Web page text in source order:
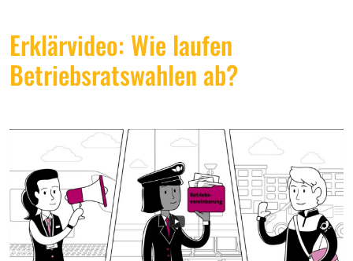
Erklärvideo: Wie laufen
Betriebsratswahlen ab?